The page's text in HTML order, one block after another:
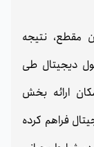
مقطع، نتیجه
دیجیتال طی
ارائه بخش
فراهم کرده